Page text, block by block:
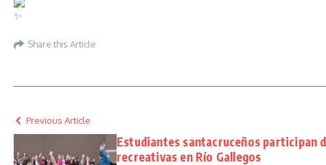
Share this Article
Previous Article
Estudiantes santacruceños participan
recreativas en Río Gallegos